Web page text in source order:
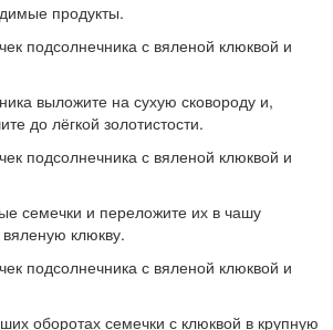
продукты.
выложите на сухую сковороду и,
до лёгкой золотистости.
семечки и переложите их в чашу
клюкву.
оборотах семечки с клюквой в крупную